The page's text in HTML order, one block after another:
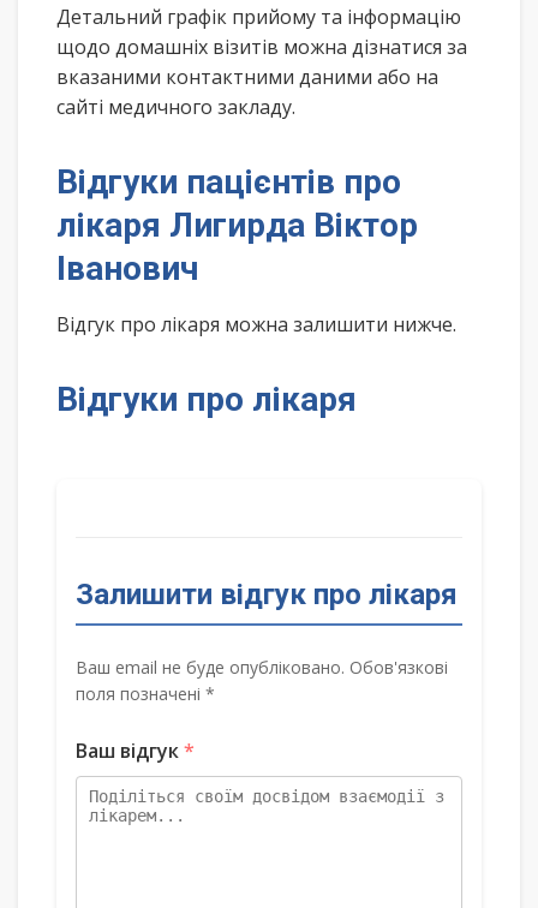
Детальний графік прийому та інформацію
щодо домашніх візитів можна дізнатися за
вказаними контактними даними або на
сайті медичного закладу.
Відгуки пацієнтів про
лікаря Лигирда Віктор
Іванович
Відгук про лікаря можна залишити нижче.
Відгуки про лікаря
Залишити відгук про лікаря
Ваш email не буде опубліковано. Обов'язкові
поля позначені *
Ваш відгук*